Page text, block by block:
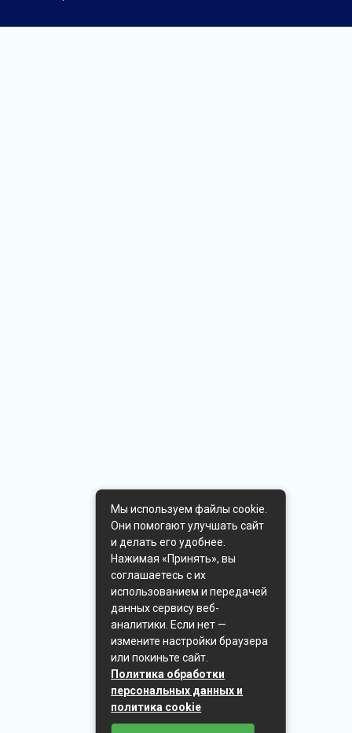
Мы используем файлы cookie.
Они помогают улучшать сайт
и делать его удобнее.
Нажимая «Принять», вы
соглашаетесь с их
использованием и передачей
данных сервису веб-
аналитики. Если нет —
измените настройки браузера
или покиньте сайт.
Политика обработки
персональных данных и
политика cookie